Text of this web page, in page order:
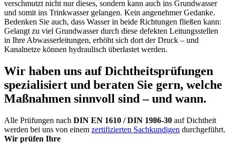
verschmutzt nicht nur dieses, sondern kann auch ins Grundwasser
und somit ins Trinkwasser gelangen. Kein angenehmer Gedanke.
Bedenken Sie auch, dass Wasser in beide Richtungen fließen kann:
Gelangt zu viel Grundwasser durch diese defekten Leitungsstellen
in Ihre Abwasserleitungen, erhöht sich dort der Druck – und
Kanalnetze können hydraulisch überlastet werden.
Wir haben uns auf Dichtheitsprüfungen
spezialisiert und beraten Sie gern, welche
Maßnahmen sinnvoll sind – und wann.
Alle Prüfungen nach DIN EN 1610 / DIN 1986-30 auf Dichtheit
werden bei uns von einem zertifizierten Sachkundigen durchgeführt.
Wir prüfen Ihre